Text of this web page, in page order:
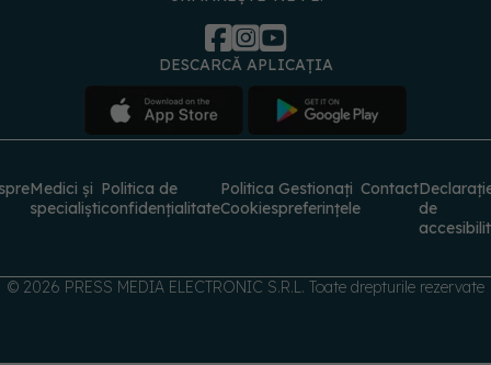
DESCARCĂ APLICAȚIA
Medici și Politica de
Politica Gestionați Contact
© 2026 PRESS MEDIA ELECTRONIC S.R.L. Toate drepturile rezervate